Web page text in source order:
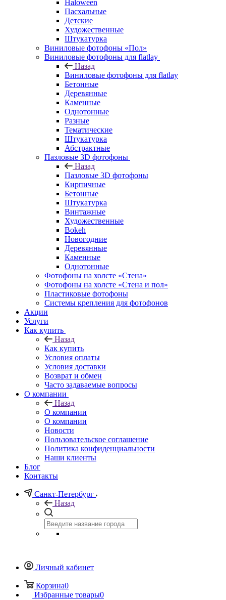
Haloween
Пасхальные
Детские
Художественные
Штукатурка
Виниловые фотофоны «Пол»
Виниловые фотофоны для flatlay
Назад
Виниловые фотофоны для flatlay
Бетонные
Деревянные
Каменные
Однотонные
Разные
Тематические
Штукатурка
Абстрактные
Пазловые 3D фотофоны
Назад
Пазловые 3D фотофоны
Кирпичные
Бетонные
Штукатурка
Винтажные
Художественные
Bokeh
Новогодние
Деревянные
Каменные
Однотонные
Фотофоны на холсте «Стена»
Фотофоны на холсте «Стена и пол»
Пластиковые фотофоны
Системы крепления для фотофонов
Акции
Услуги
Как купить
Назад
Как купить
Условия оплаты
Условия доставки
Возврат и обмен
Часто задаваемые вопросы
О компании
Назад
О компании
О компании
Новости
Пользовательское соглашение
Политика конфиденциальности
Наши клиенты
Блог
Контакты
Санкт-Петербург
Назад
Личный кабинет
Корзина0
Избранные товары0